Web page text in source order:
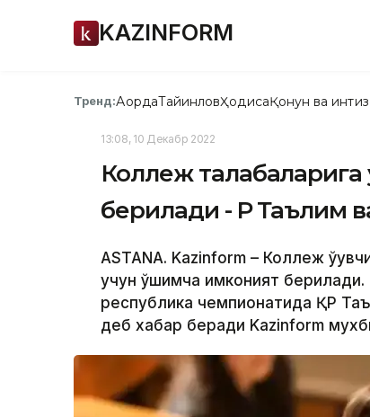
KAZINFORM
Тренд:АқордаТайинловҲодисаҚонун ва
13:08, 10 Декабр 2022
Коллеж
берилади - ҚР Таълим
ASTANA. Kazinform – Коллеж
учун қўшимча имконият
республика чемпионатида ҚР
деб хабар беради Kazinform